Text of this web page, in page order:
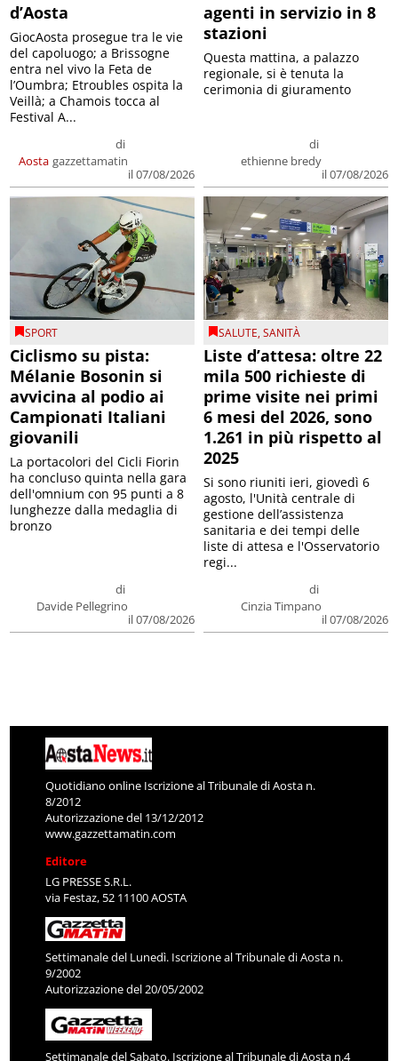
d’Aosta
Aosta
di
gazzettamatin
il 07/08/2026
GiocAosta prosegue tra le vie
del capoluogo; a Brissogne
entra nel vivo la Feta de
l’Oumbra; Etroubles ospita la
Veillà; a Chamois tocca al
Festival A...
agenti in servizio in 8
stazioni
di
ethienne bredy
il 07/08/2026
Questa mattina, a palazzo
regionale, si è tenuta la
cerimonia di giuramento
SPORT
Ciclismo su pista:
Mélanie Bosonin si
avvicina al podio ai
Campionati Italiani
giovanili
di
Davide Pellegrino
il 07/08/2026
La portacolori del Cicli Fiorin
ha concluso quinta nella gara
dell'omnium con 95 punti a 8
lunghezze dalla medaglia di
bronzo
SALUTE,SANITÀ
Liste d’attesa: oltre 22
mila 500 richieste di
prime visite nei primi
6 mesi del 2026, sono
1.261 in più rispetto al
2025
di
Cinzia Timpano
il 07/08/2026
Si sono riuniti ieri, giovedì 6
agosto, l'Unità centrale di
gestione dell’assistenza
sanitaria e dei tempi delle
liste di attesa e l'Osservatorio
regi...
Quotidiano online Iscrizione al Tribunale di Aosta n.
8/2012
Autorizzazione del 13/12/2012
www.gazzettamatin.com
Editore
LG PRESSE S.R.L.
via Festaz, 52 11100 AOSTA
Settimanale del Lunedì. Iscrizione al Tribunale di Aosta n.
9/2002
Autorizzazione del 20/05/2002
Settimanale del Sabato. Iscrizione al Tribunale di Aosta n.4